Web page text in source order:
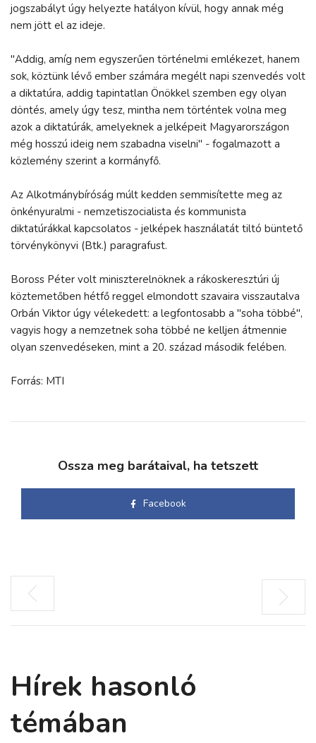
jogszabályt úgy helyezte hatályon kívül, hogy annak még
nem jött el az ideje.
"Addig, amíg nem egyszerűen történelmi emlékezet, hanem
sok, köztünk lévő ember számára megélt napi szenvedés volt
a diktatúra, addig tapintatlan Önökkel szemben egy olyan
döntés, amely úgy tesz, mintha nem történtek volna meg
azok a diktatúrák, amelyeknek a jelképeit Magyarországon
még hosszú ideig nem szabadna viselni" - fogalmazott a
közlemény szerint a kormányfő.
Az Alkotmánybíróság múlt kedden semmisítette meg az
önkényuralmi - nemzetiszocialista és kommunista
diktatúrákkal kapcsolatos - jelképek használatát tiltó büntető
törvénykönyvi (Btk.) paragrafust.
Boross Péter volt miniszterelnöknek a rákoskeresztúri új
köztemetőben hétfő reggel elmondott szavaira visszautalva
Orbán Viktor úgy vélekedett: a legfontosabb a "soha többé",
vagyis hogy a nemzetnek soha többé ne kelljen átmennie
olyan szenvedéseken, mint a 20. század második felében.
Forrás: MTI
Ossza meg barátaival, ha tetszett
Facebook
Hírek hasonló
témában